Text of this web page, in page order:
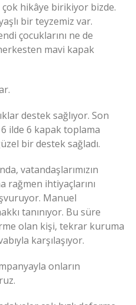
hikâye birikiyor bizde.
bir teyzemiz var.
çocuklarını ne de
mavi kapak
destek sağlıyor. Son
ilde 6 kapak toplama
bir destek sağladı.
vatandaşlarımızın
rağmen ihtiyaçlarını
Manuel
tanınıyor. Bu süre
olan kişi, tekrar kuruma
karşılaşıyor.
onların